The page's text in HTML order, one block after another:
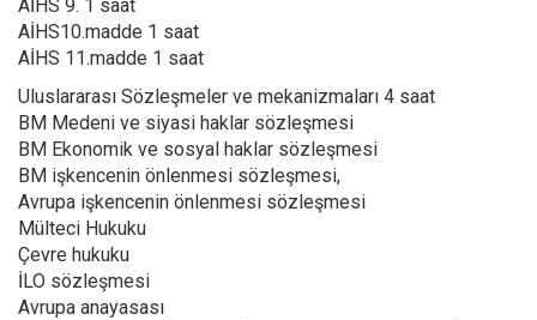
AİHS 9. 1 saat
AİHS10.madde 1 saat
AİHS 11.madde 1 saat
Uluslararası Sözleşmeler ve mekanizmaları 4 saat
BM Medeni ve siyasi haklar sözleşmesi
BM Ekonomik ve sosyal haklar sözleşmesi
BM işkencenin önlenmesi sözleşmesi,
Avrupa işkencenin önlenmesi sözleşmesi
Mülteci Hukuku
Çevre hukuku
İLO sözleşmesi
Avrupa anayasası